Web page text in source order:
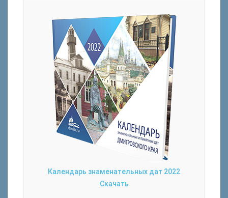
Календарь знаменательных дат 2022
Скачать